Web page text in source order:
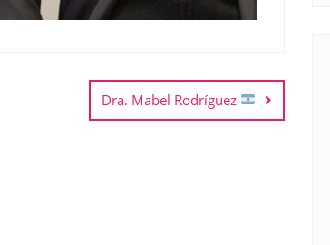
Dra. Mabel Rodríguez